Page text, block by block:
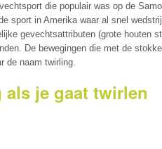
die populair was op de
sport in Amerika waar al snel
gevechtsattributen (grote houten
De bewegingen die met de
de naam twirling.
je gaat twirlen